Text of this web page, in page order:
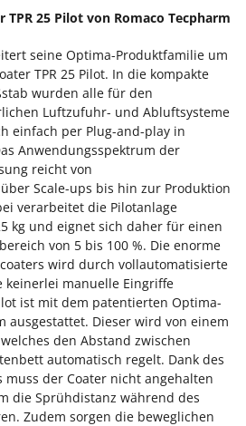
25 Pilot von Romaco Tecpharm
seine Optima-Produktfamilie um
TPR 25 Pilot. In die kompakte
wurden alle für den
Luftzufuhr- und Abluftsysteme
einfach per Plug-and-play in
Anwendungsspektrum der
reicht von
Scale-ups bis hin zur Produktion
verarbeitet die Pilotanlage
kg und eignet sich daher für einen
von 5 bis 100 %. Die enorme
wird durch vollautomatisierte
keinerlei manuelle Eingriffe
ist mit dem patentierten Optima-
ausgestattet. Dieser wird von einem
den Abstand zwischen
automatisch regelt. Dank des
der Coater nicht angehalten
die Sprühdistanz während des
Zudem sorgen die beweglichen